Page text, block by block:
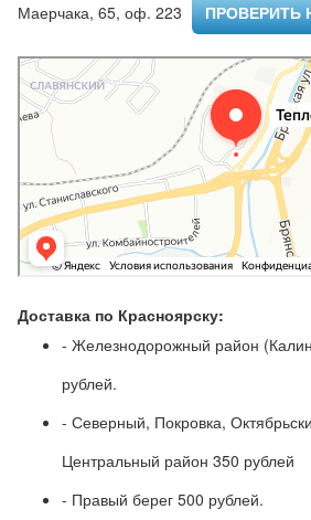
Маерчака, 65, оф. 223 ​
ПРОВЕРИТЬ
Доставка по Красноярску:
- Железнодорожный район
рублей.
- Северный, Покровка,
Центральный район 350 рублей
- Правый берег 500 рублей.